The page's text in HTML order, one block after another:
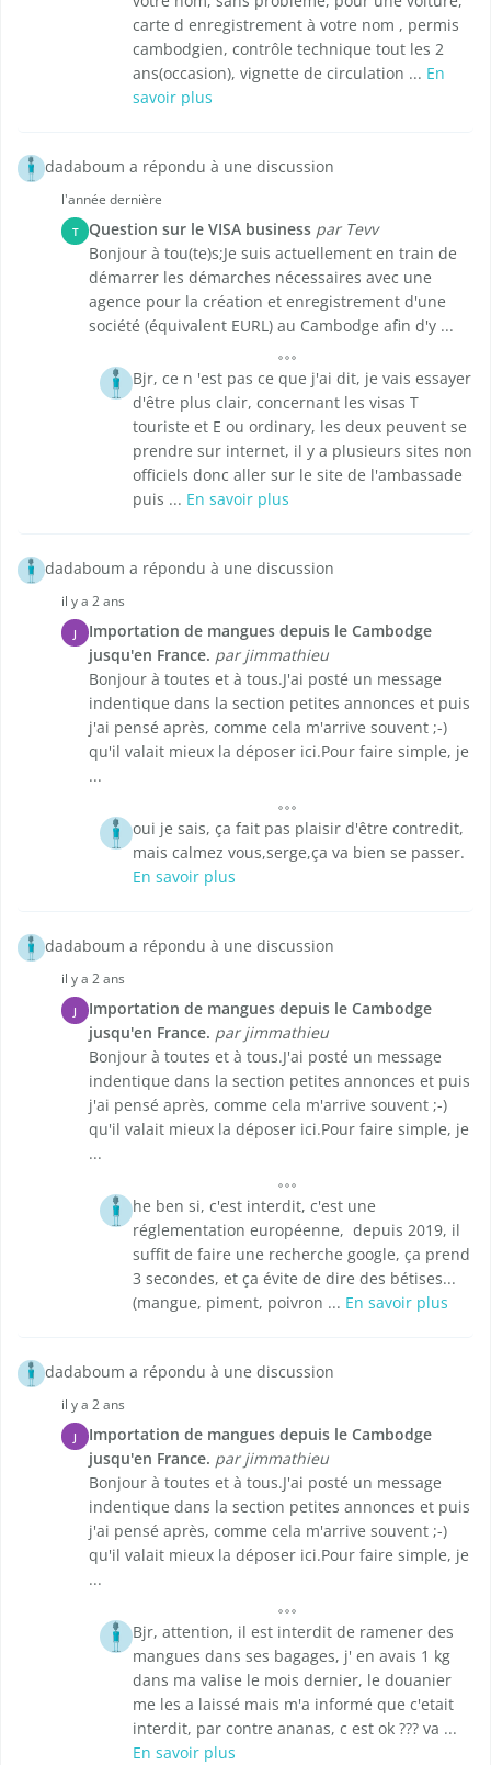
carte d enregistrement à votre nom , permis
cambodgien, contrôle technique tout les 2
ans(occasion), vignette de circulation ... En
savoir plus
dadaboum a répondu à une discussion
l'année dernière
T Question sur le VISA business par Tevv
Bonjour à tou(te)s;Je suis actuellement en train de
démarrer les démarches nécessaires avec une
agence pour la création et enregistrement d'une
société (équivalent EURL) au Cambodge afin d'y ...
Bjr, ce n 'est pas ce que j'ai dit, je vais essayer
d'être plus clair, concernant les visas T
touriste et E ou ordinary, les deux peuvent se
prendre sur internet, il y a plusieurs sites non
officiels donc aller sur le site de l'ambassade
puis ... En savoir plus
dadaboum a répondu à une discussion
il y a 2 ans
J
Importation de mangues depuis le Cambodge
jusqu'en France. par jimmathieu
Bonjour à toutes et à tous.J'ai posté un message
indentique dans la section petites annonces et puis
j'ai pensé après, comme cela m'arrive souvent ;-)
qu'il valait mieux la déposer ici.Pour faire simple, je
...
oui je sais, ça fait pas plaisir d'être contredit,
mais calmez vous,serge,ça va bien se passer.
En savoir plus
dadaboum a répondu à une discussion
il y a 2 ans
J
Importation de mangues depuis le Cambodge
jusqu'en France. par jimmathieu
Bonjour à toutes et à tous.J'ai posté un message
indentique dans la section petites annonces et puis
j'ai pensé après, comme cela m'arrive souvent ;-)
qu'il valait mieux la déposer ici.Pour faire simple, je
...
he ben si, c'est interdit, c'est une
réglementation européenne, depuis 2019, il
suffit de faire une recherche google, ça prend
3 secondes, et ça évite de dire des bétises...
(mangue, piment, poivron ... En savoir plus
dadaboum a répondu à une discussion
il y a 2 ans
J
Importation de mangues depuis le Cambodge
jusqu'en France. par jimmathieu
Bonjour à toutes et à tous.J'ai posté un message
indentique dans la section petites annonces et puis
j'ai pensé après, comme cela m'arrive souvent ;-)
qu'il valait mieux la déposer ici.Pour faire simple, je
...
Bjr, attention, il est interdit de ramener des
mangues dans ses bagages, j' en avais 1 kg
dans ma valise le mois dernier, le douanier
me les a laissé mais m'a informé que c'etait
interdit, par contre ananas, c est ok ??? va ...
En savoir plus